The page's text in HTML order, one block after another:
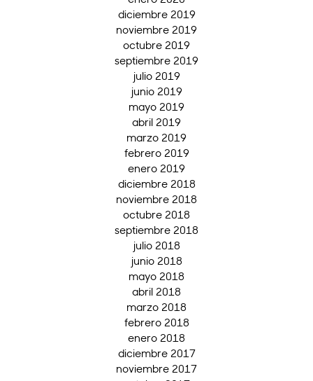
diciembre 2019
noviembre 2019
octubre 2019
septiembre 2019
julio 2019
junio 2019
mayo 2019
abril 2019
marzo 2019
febrero 2019
enero 2019
diciembre 2018
noviembre 2018
octubre 2018
septiembre 2018
julio 2018
junio 2018
mayo 2018
abril 2018
marzo 2018
febrero 2018
enero 2018
diciembre 2017
noviembre 2017